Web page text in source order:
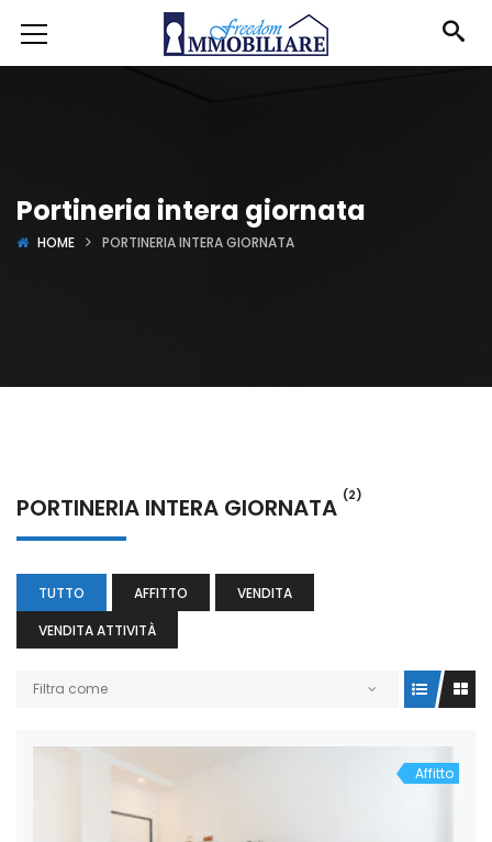
Portineria intera giornata
HOME PORTINERIA INTERA GIORNATA
PORTINERIA INTERA GIORNATA (2)
TUTTO AFFITTO
VENDITA
VENDITA ATTIVITÀ
Filtra come
Affitto